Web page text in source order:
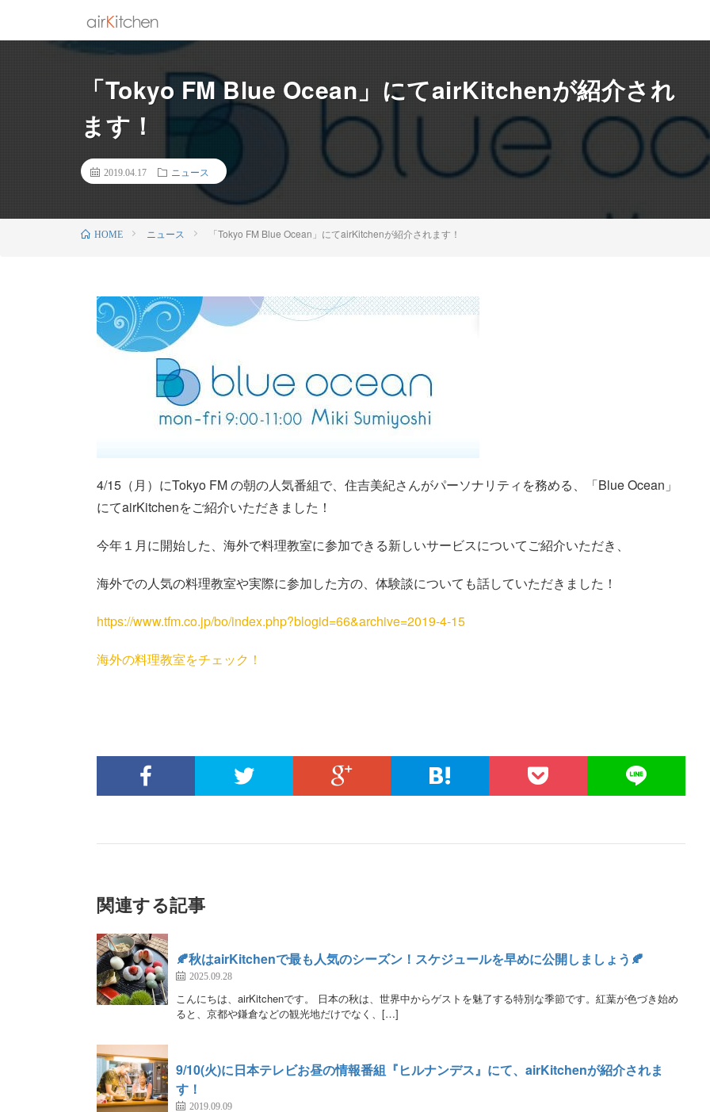
「Tokyo FM Blue Ocean」にてairKitchenが紹介され
ます！
2019.04.17 ニュース
HOME ニュース 「Tokyo FM Blue Ocean」にてairKitchenが紹介されます！
4/15（月）にTokyo FM の朝の人気番組で、住吉美紀さんがパーソナリティを務める、「Blue Ocean」
にてairKitchenをご紹介いただきました！
今年１月に開始した、海外で料理教室に参加できる新しいサービスについてご紹介いただき、
海外での人気の料理教室や実際に参加した方の、体験談についても話していただきました！
https://www.tfm.co.jp/bo/index.php?blogid=66&archive=2019-4-15
海外の料理教室をチェック！
関連する記事
🍂秋はairKitchenで最も人気のシーズン！スケジュールを早めに公開しましょう🍂
2025.09.28
こんにちは、airKitchenです。 日本の秋は、世界中からゲストを魅了する特別な季節です。紅葉が色づき始め
ると、京都や鎌倉などの観光地だけでなく、[…]
9/10(火)に日本テレビお昼の情報番組『ヒルナンデス』にて、airKitchenが紹介されま
す！
2019.09.09